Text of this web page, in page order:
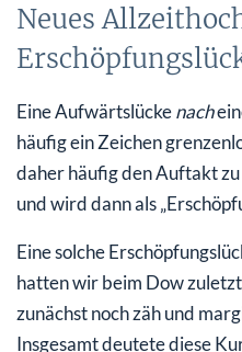
Neues
Eine Aufwärtslückenach
häufig ein Zeichen
daher häufig den Auftakt
und wird dann als
Eine solche
hatten wir beim Dow
zunächst noch zäh und
Insgesamt deutete diese